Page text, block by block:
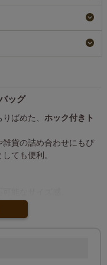
｜20
ピング袋｜20枚入～
ッグ
ばめた、 ホック付きト
貨の詰め合わせにもぴ
ても便利。
立できる、使いやすい
大口割引